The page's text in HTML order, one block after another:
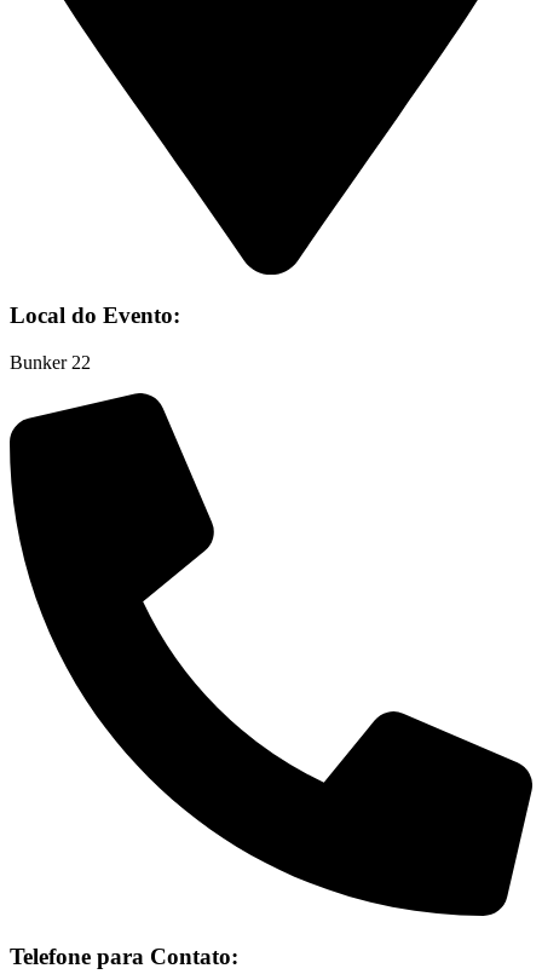
Local do Evento:
Bunker 22
Telefone para Contato: